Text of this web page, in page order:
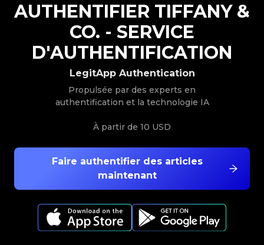
Faire authentifier des articles
maintenant
LegitApp Authentication
Propulsée par des experts en
authentification et la technologie IA
À partir de 10 USD
AUTHENTIFIER TIFFANY &
CO. - SERVICE
D'AUTHENTIFICATION